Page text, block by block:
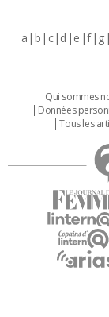
a b c d e f g
Qui sommes
Données
Tous les